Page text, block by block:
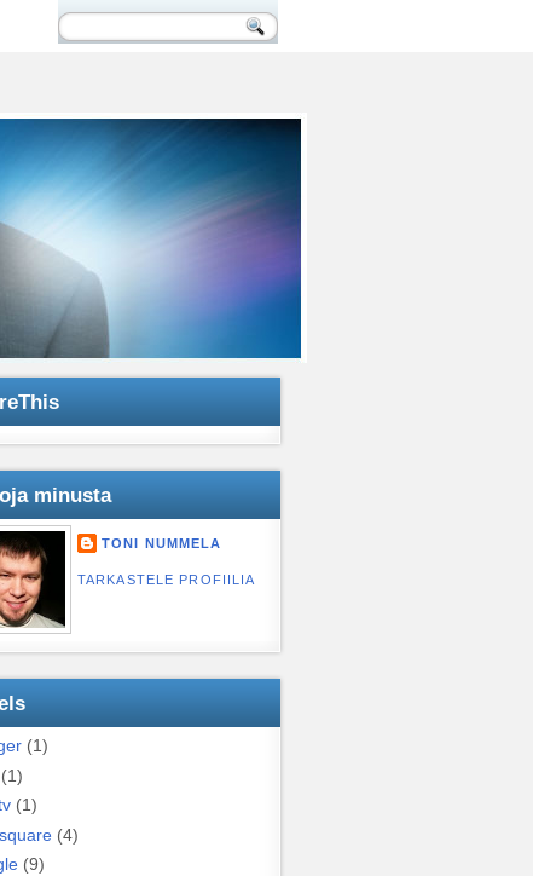
minusta
TONI NUMMELA
TARKASTELE PROFIILIA
(1)
(1)
(1)
(4)
(9)